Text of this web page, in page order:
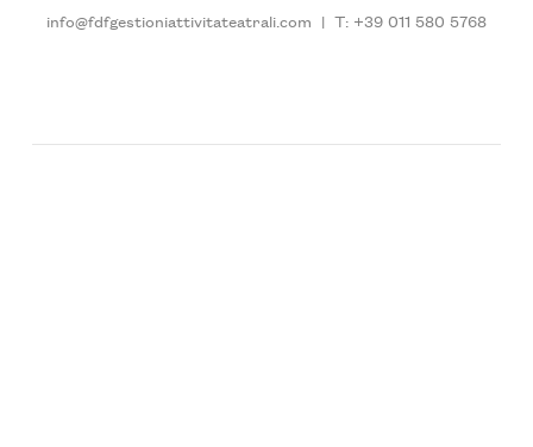
info@fdfgestioniattivitateatrali.com | T: +39 011 580 5768